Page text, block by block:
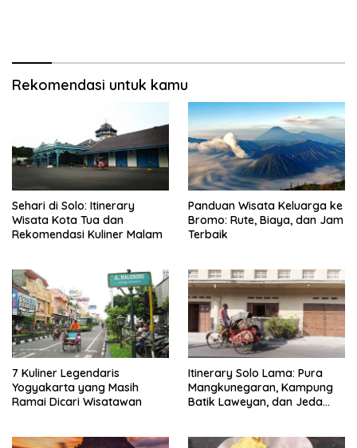
Rekomendasi untuk kamu
Sehari di Solo: Itinerary
Wisata Kota Tua dan
Rekomendasi Kuliner Malam
Panduan Wisata Keluarga ke
Bromo: Rute, Biaya, dan Jam
Terbaik
7 Kuliner Legendaris
Yogyakarta yang Masih
Ramai Dicari Wisatawan
Itinerary Solo Lama: Pura
Mangkunegaran, Kampung
Batik Laweyan, dan Jeda